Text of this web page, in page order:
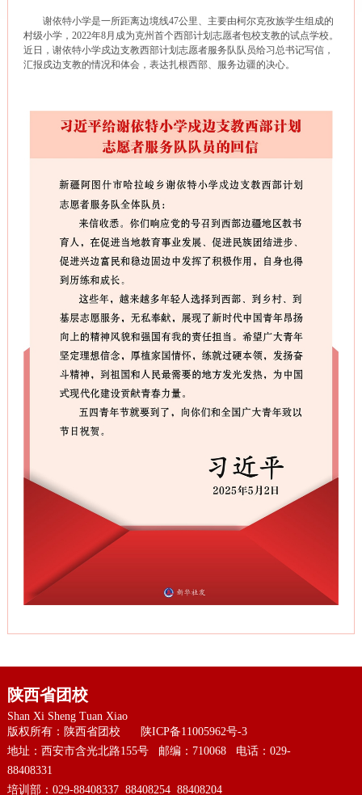
谢依特小学是一所距离边境线47公里、主要由柯尔克孜族学生组成的
村级小学，2022年8月成为克州首个西部计划志愿者包校支教的试点学校。
近日，谢依特小学戍边支教西部计划志愿者服务队队员给习总书记写信，
汇报戍边支教的情况和体会，表达扎根西部、服务边疆的决心。
陕西省团校
Shan Xi Sheng Tuan Xiao
版权所有：陕西省团校
陕ICP备11005962号-3
地址：西安市含光北路155号 邮编：710068 电话：029-
88408331
培训部：029-88408337 88408254 88408204